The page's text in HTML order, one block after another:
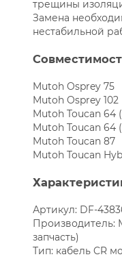
трещины
Замена
нестабильной
Mutoh Osprey 75
Mutoh Osprey 102
Mutoh Toucan 64
Mutoh Toucan 64
Mutoh Toucan 87
Mutoh Toucan
Артикул: DF-
Производитель:
запчасть)
Тип: кабель CR